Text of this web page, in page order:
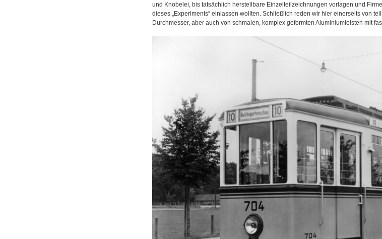
und Knobelei, bis tatsächlich herstellbare Einzelteilzeichnungen vorlagen und
dieses „Experiments“ einlassen wollten. Schließlich reden wir hier einerseits von
Durchmesser, aber auch von schmalen, komplex geformten Aluminiumleisten mit